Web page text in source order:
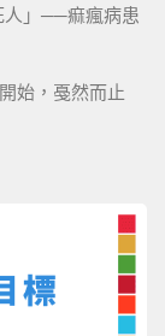
人」──痲瘋病患
始，戞然而止